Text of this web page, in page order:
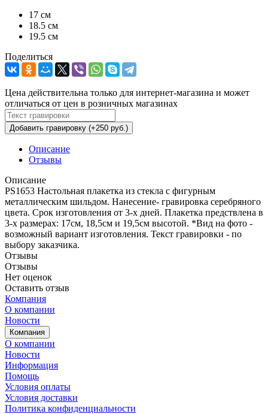
17 см
18.5 см
19.5 см
Поделиться
Цена действительна только для интернет-магазина и может
отличаться от цен в розничных магазинах
Добавить гравировку (+250 руб.)
Описание
Отзывы
Описание
PS1653 Настольная плакетка из стекла с фигурным
металлическим шильдом. Нанесение- гравировка серебряного
цвета. Срок изготовления от 3-х дней. Плакетка предствлена в
3-х размерах: 17см, 18,5см и 19,5см высотой. *Вид на фото -
возможный вариант изготовления. Текст гравировки - по
выбору заказчика.
Отзывы
Отзывы
Нет оценок
Оставить отзыв
Компания
О компании
Новости
Компания
О компании
Новости
Информация
Помощь
Условия оплаты
Условия доставки
Политика конфиденциальности